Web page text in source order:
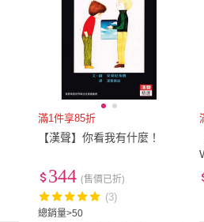
滿1件享85折
【漢聲】你看我有什麼！
總銷量>50
344 (售價已折)
(3)